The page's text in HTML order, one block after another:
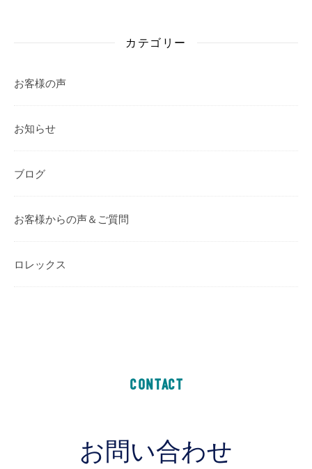
カテゴリー
お客様の声
お知らせ
ブログ
お客様からの声＆ご質問
ロレックス
CONTACT
お問い合わせ